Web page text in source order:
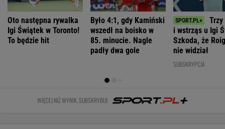
Oto następna rywalka
Igi Świątek w Toronto!
To będzie hit
Było 4:1, gdy Kamiński
wszedł na boisko w
85. minucie. Nagle
padły dwa gole
i wstrząs u Igi
Szkoda, że
nie widział
SUBSKRYPCJA
WIĘCEJ NIŻ WYNIK. SUBSKRYBUJ